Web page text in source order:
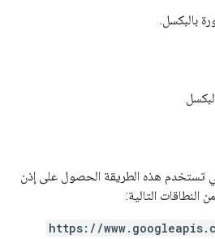
بالبكسل.
تستخدم هذه الطريقة الحصول على إذن
النطاقات التالية:
https://